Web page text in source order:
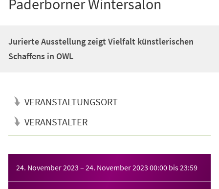
Jurierte Ausstellung zeigt Vielfalt künstlerischen
Schaffens in OWL
VERANSTALTUNGSORT
VERANSTALTER
24. November 2023 – 24. November 2023 00:00 bis23:59